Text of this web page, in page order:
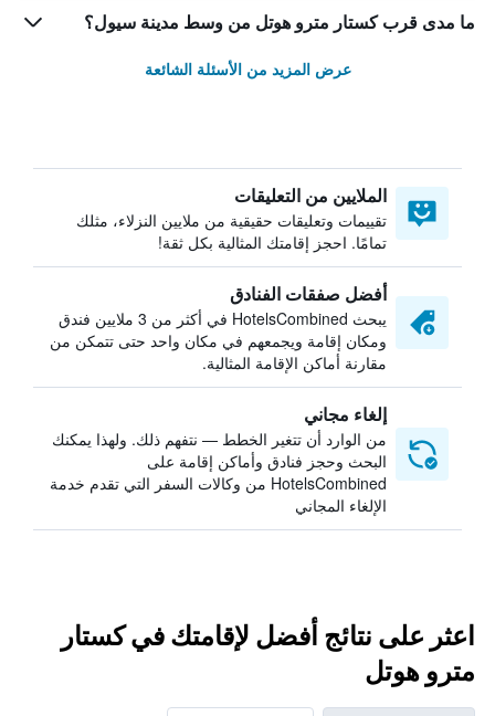
ما مدى قرب كستار مترو هوتل من وسط مدينة سيول؟
عرض المزيد من الأسئلة الشائعة
الملايين من التعليقات
تقييمات وتعليقات حقيقية من ملايين النزلاء، مثلك
تمامًا. احجز إقامتك المثالية بكل ثقة!
أفضل صفقات الفنادق
يبحث HotelsCombined في أكثر من 3 ملايين فندق
ومكان إقامة ويجمعهم في مكان واحد حتى تتمكن من
مقارنة أماكن الإقامة المثالية.
إلغاء مجاني
من الوارد أن تتغير الخطط — نتفهم ذلك. ولهذا يمكنك
البحث وحجز فنادق وأماكن إقامة على
HotelsCombined من وكالات السفر التي تقدم خدمة
الإلغاء المجاني
اعثر على نتائج أفضل لإقامتك في كستار
مترو هوتل